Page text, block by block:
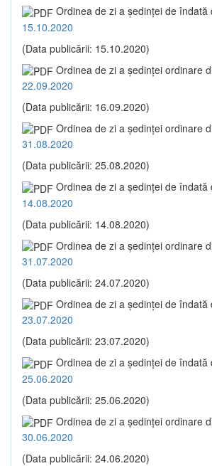
Ordinea de zi a şedinţei de îndată
15.10.2020
(Data publicării: 15.10.2020)
Ordinea de zi a şedinţei ordinare
22.09.2020
(Data publicării: 16.09.2020)
Ordinea de zi a şedinţei ordinare
31.08.2020
(Data publicării: 25.08.2020)
Ordinea de zi a şedinţei de îndată
14.08.2020
(Data publicării: 14.08.2020)
Ordinea de zi a şedinţei ordinare
31.07.2020
(Data publicării: 24.07.2020)
Ordinea de zi a şedinţei de îndată
23.07.2020
(Data publicării: 23.07.2020)
Ordinea de zi a şedinţei de îndată
25.06.2020
(Data publicării: 25.06.2020)
Ordinea de zi a şedinţei ordinare
30.06.2020
(Data publicării: 24.06.2020)